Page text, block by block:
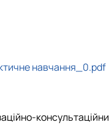
навчання_0.pdf